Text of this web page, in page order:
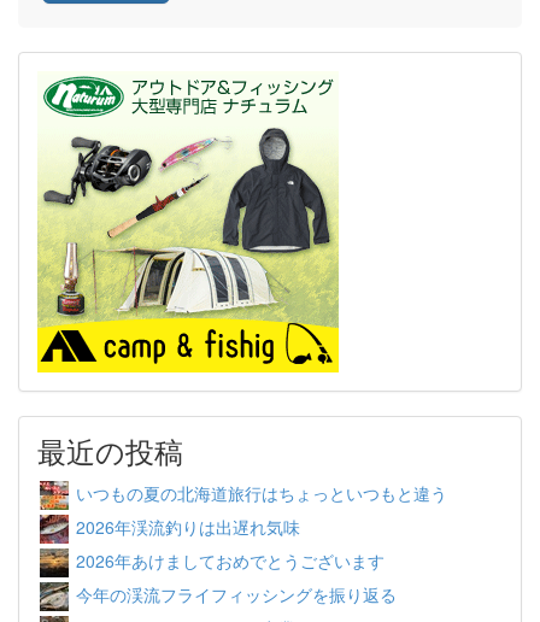
最近の投稿
いつもの夏の北海道旅行はちょっといつもと違う
2026年渓流釣りは出遅れ気味
2026年あけましておめでとうございます
今年の渓流フライフィッシングを振り返る